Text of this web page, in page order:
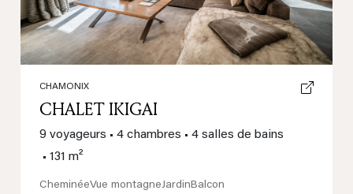
CHAMONIX
CHALET IKIGAI
9 voyageurs • 4 chambres • 4 salles de bains
• 131 m²
CheminéeVue montagneJardin Balcon